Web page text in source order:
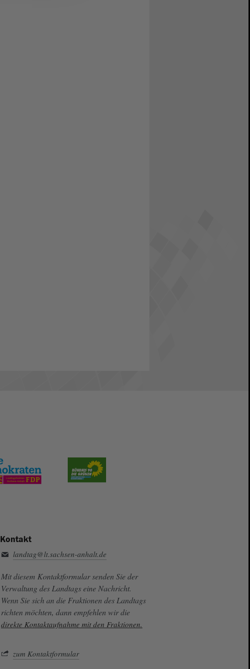
Kontakt
landtag@lt.sachsen-anhalt.de
Mit diesem Kontaktformular senden Sie der
Verwaltung des Landtags eine Nachricht.
Wenn Sie sich an die Fraktionen des Landtags
richten möchten, dann empfehlen wir die
direkte Kontaktaufnahme mit den Fraktionen.
zum Kontaktformular